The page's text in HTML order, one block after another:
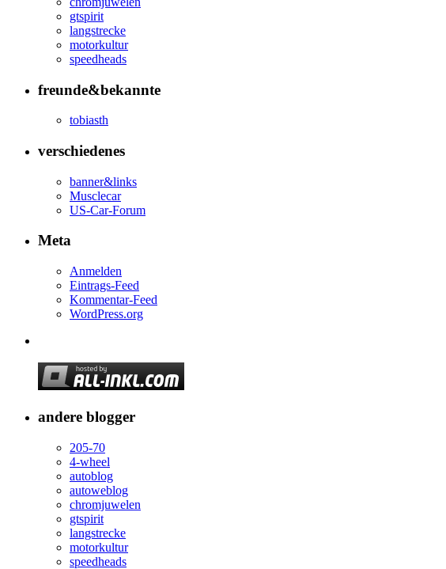
gtspirit
langstrecke
motorkultur
speedheads
freunde&bekannte
tobiasth
verschiedenes
banner&links
Musclecar
US-Car-Forum
Meta
Anmelden
Eintrags-Feed
Kommentar-Feed
WordPress.org
andere blogger
205-70
4-wheel
autoblog
autoweblog
chromjuwelen
gtspirit
langstrecke
motorkultur
speedheads